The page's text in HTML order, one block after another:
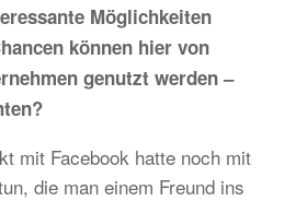
Möglichkeiten
können hier von
genutzt werden –
mit Facebook hatte noch mit
die man einem Freund ins